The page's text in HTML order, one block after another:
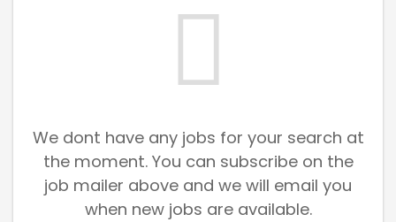
We dont have any jobs for your search at
the moment. You can subscribe on the
job mailer above and we will email you
when new jobs are available.